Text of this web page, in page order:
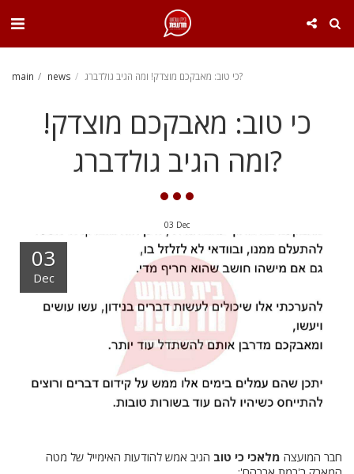
main news כי טוב: מאבקכם מוצדק! ומה הגיב גולדברג?
כי טוב: מאבקכם מוצדק!
ומה הגיב גולדברג?
03 Dec
03
Dec
חבר המועצה מלאכי כי טוב הגיב אמש להודעות האימייל של מטה